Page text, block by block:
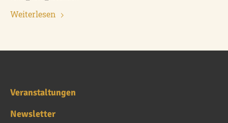
Weiterlesen
Veranstaltungen
Newsletter